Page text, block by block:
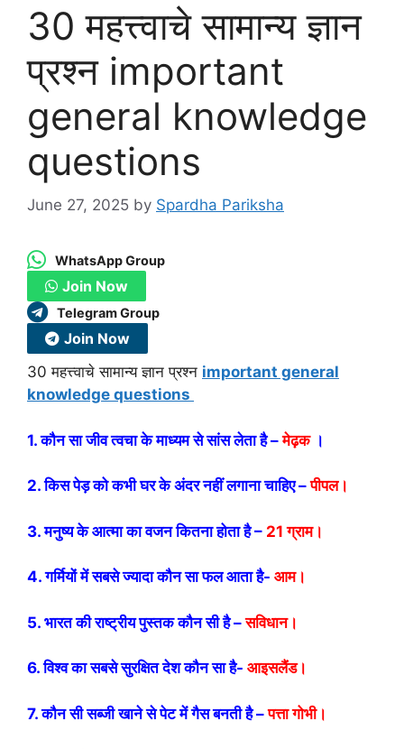
30 महत्त्वाचे सामान्य ज्ञान
प्रश्न important
general knowledge
questions
June 27, 2025 by Spardha Pariksha
WhatsApp Group
Join Now
Telegram Group
Join Now
30 महत्त्वाचे सामान्य ज्ञान प्रश्न important general
knowledge questions
1. कौन सा जीव त्वचा के माध्यम से सांस लेता है –मेढ़क।
2. किस पेड़ को कभी घर के अंदर नहीं लगाना चाहिए –पीपल।
3. मनुष्य के आत्मा का वजन कितना होता है – 21 ग्राम।
4. गर्मियों में सबसे ज्यादा कौन सा फल आता है- आम।
5. भारत की राष्ट्रीय पुस्तक कौन सी है –सविधान।
6. विश्व का सबसे सुरक्षित देश कौन सा है- आइसलैंड।
7. कौन सी सब्जी खाने से पेट में गैस बनती है –पत्ता गोभी।